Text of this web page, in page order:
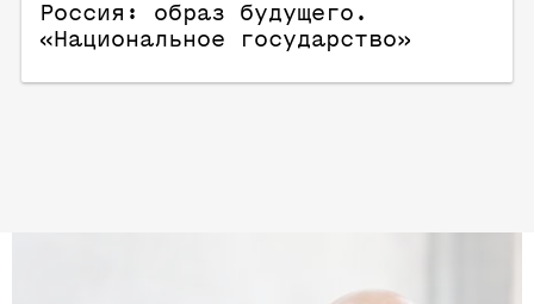
Россия: образ будущего.
«Национальное государство»